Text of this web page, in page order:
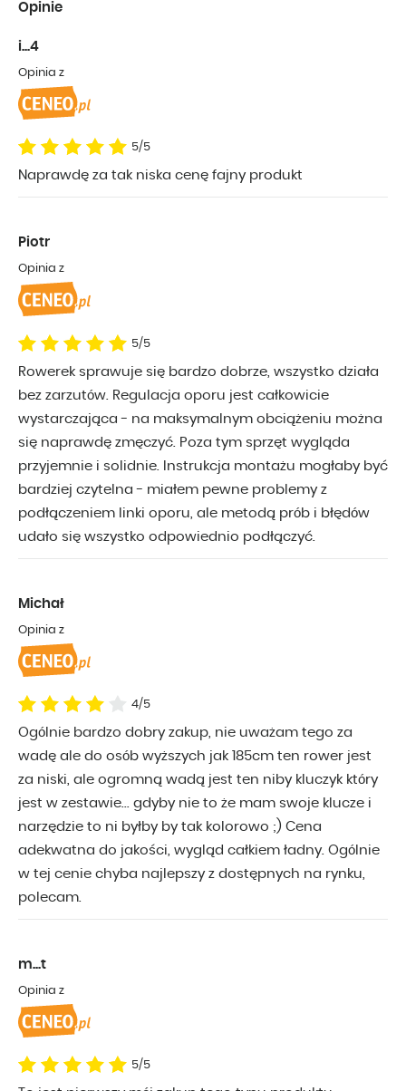
Opinie
5/5
Naprawdę za tak niska cenę fajny produkt
i...4
Opinia z
5/5
Rowerek sprawuje się bardzo dobrze, wszystko działa
bez zarzutów. Regulacja oporu jest całkowicie
wystarczająca - na maksymalnym obciążeniu można
się naprawdę zmęczyć. Poza tym sprzęt wygląda
przyjemnie i solidnie. Instrukcja montażu mogłaby być
bardziej czytelna - miałem pewne problemy z
podłączeniem linki oporu, ale metodą prób i błędów
udało się wszystko odpowiednio podłączyć.
Piotr
Opinia z
4/5
Ogólnie bardzo dobry zakup, nie uważam tego za
wadę ale do osób wyższych jak 185cm ten rower jest
za niski, ale ogromną wadą jest ten niby kluczyk który
jest w zestawie... gdyby nie to że mam swoje klucze i
narzędzie to ni byłby by tak kolorowo ;) Cena
adekwatna do jakości, wygląd całkiem ładny. Ogólnie
w tej cenie chyba najlepszy z dostępnych na rynku,
polecam.
Michał
Opinia z
5/5
m...t
Opinia z